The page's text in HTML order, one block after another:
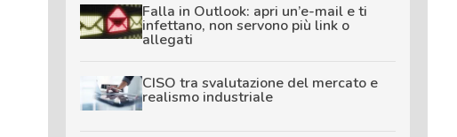
Falla in Outlook: apri un’e-mail e ti
infettano, non servono più link o
allegati
CISO tra svalutazione del mercato e
realismo industriale